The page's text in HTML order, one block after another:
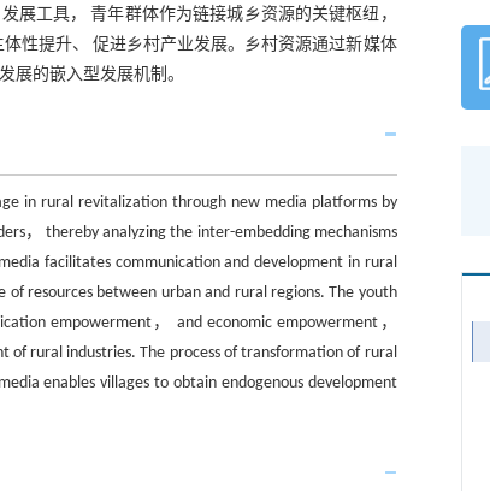
展工具， 青年群体作为链接城乡资源的关键枢纽，
性提升、 促进乡村产业发展。乡村资源通过新媒体
展的嵌入型发展机制。
in rural revitalization through new media platforms by
， thereby analyzing the inter-embedding mechanisms
facilitates communication and development in rural
resources between urban and rural regions. The youth
empowerment， and economic empowerment，
of rural industries. The process of transformation of rural
enables villages to obtain endogenous development